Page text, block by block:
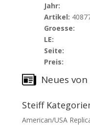
Jahr:
Artikel:
Groesse:
LE:
Seite:
Preis:
Neues
Steiff
American/USA